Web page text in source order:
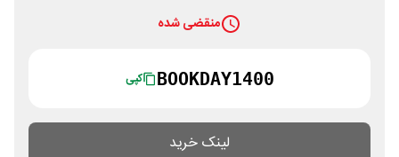
منقضی شده
BOOKDAY1400 کپی
لینک خرید